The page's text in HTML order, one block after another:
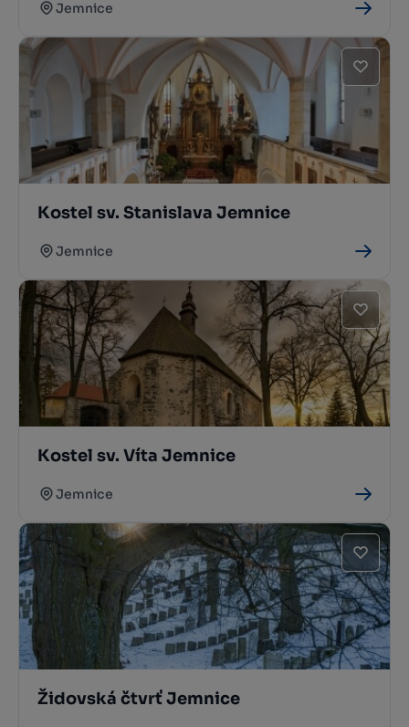
Jemnice
Kostel sv. Stanislava Jemnice
Jemnice
Kostel sv. Víta Jemnice
Jemnice
Židovská čtvrť Jemnice